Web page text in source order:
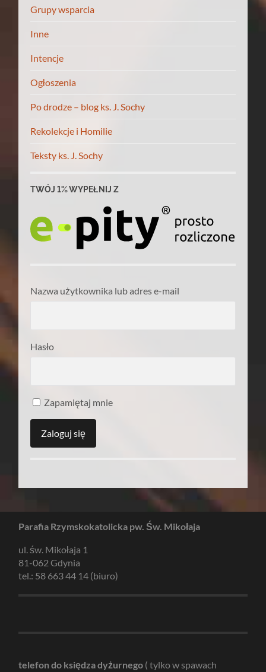
Grupy wsparcia
Inne
Intencje
Ogłoszenia
Po drodze – blog ks. J. Sochy
Rekolekcje i Homilie
Teksty ks. J. Sochy
TWÓJ 1% WYPEŁNIJ Z
Nazwa użytkownika lub adres e-mail
Hasło
Zapamiętaj mnie
Parafia Rzymskokatolicka pw. Św. Mikołaja
ul. św. Mikołaja 1
81-062 Gdynia
tel.: 58 663 44 14 (biuro)
telefon do księdza dyżurnego ( tylko w spawach